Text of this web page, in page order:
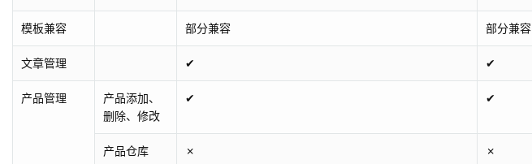
模板兼容 部分兼容 部分兼容
文章管理 ✔ ✔
产品管理
产品添加、
删除、修改
✔ ✔
产品仓库 ✗ ✗